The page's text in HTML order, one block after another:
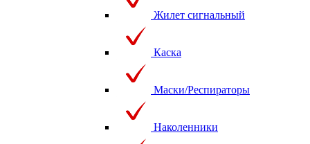
Жилет сигнальный
Каска
Маски/Респираторы
Наколенники